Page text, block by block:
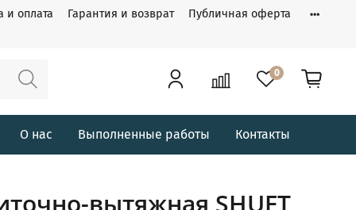
и оплата Гарантия и возврат Публичная оферта
0
О нас Выполненные работы Контакты
вытяжная SHUFT